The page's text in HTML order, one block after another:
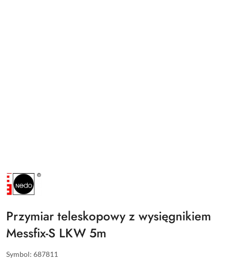
NAZWA
PRODUCENTA:
NEDO
Przymiar teleskopowy z wysięgnikiem
Messfix-S LKW 5m
Symbol: 687811